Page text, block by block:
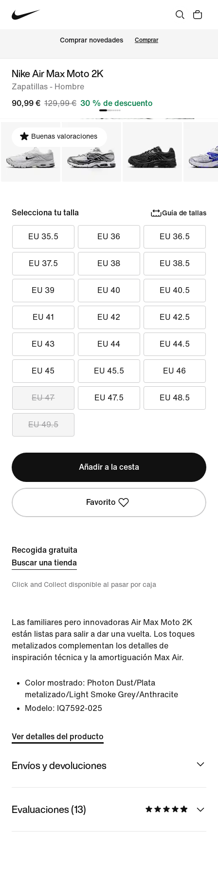
Comprar novedades Comprar
Nike Air Max Moto 2K
Zapatillas - Hombre
90,99 € 129,99 € 30 % de descuento
Buenas valoraciones
Selecciona tu talla Guía de tallas
EU 35.5 EU 36 EU 36.5
EU 37.5 EU 38 EU 38.5
EU 39 EU 40 EU 40.5
EU 41 EU 42 EU 42.5
EU 43 EU 44 EU 44.5
EU 45 EU 45.5 EU 46
EU 47 EU 47.5 EU 48.5
EU 49.5
Añadir a la cesta
Favorito
Recogida gratuita
Buscar una tienda
Click and Collect disponible al pasar por caja
Las familiares pero innovadoras Air Max Moto 2K
están listas para salir a dar una vuelta. Los toques
metalizados complementan los detalles de
inspiración técnica y la amortiguación Max Air.
Color mostrado: Photon Dust/Plata
metalizado/Light Smoke Grey/Anthracite
Modelo: IQ7592-025
Ver detalles del producto
Envíos y devoluciones
Evaluaciones (13)